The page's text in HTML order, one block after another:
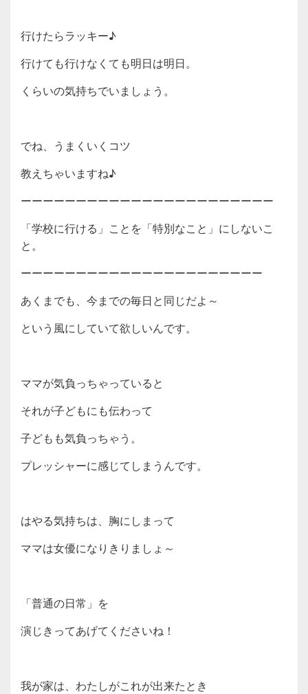
行けたらラッキー♪
行けても行けなくても明日は明日。
くらいの気持ちでいましょう。
でね、うまくいくコツ
教えちゃいますね♪
ーーーーーーーーーーーーーーーーーーーーーーー
「学校に行ける」ことを「特別なこと」にしないこ
と。
ーーーーーーーーーーーーーーーーーーーーーー
あくまでも、今までの毎日と同じだよ～
という風にしていて欲しいんです。
ママが気負っちゃっていると
それが子どもにも伝わって
子どもも気負っちゃう。
プレッシャーに感じてしまうんです。
はやる気持ちは、胸にしまって
ママは女優になりきりましょ～
「普通の日常」を
演じきってあげてくださいね！
我が家は、わたしがこれが出来たとき